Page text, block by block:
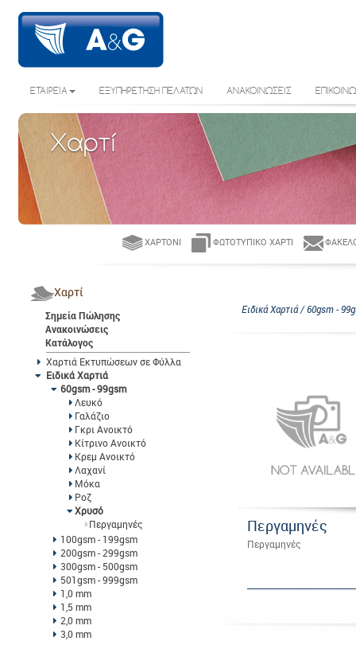
ΕΤΑΙΡΕΙΑ ΕΞΥΠΗΡΕΤΗΣΗ ΠΕΛΑΤΩΝ ΑΝΑΚΟΙΝΩΣΕΙΣ
Χαρτί
ΧΑΡΤΌΝΙ ΦΩΤΟΤΥΠΙΚΌ ΧΑΡΤΊ
Χαρτί
Σημεία Πώλησης
Ανακοινώσεις
Κατάλογος
Χαρτιά Εκτυπώσεων σε Φύλλα
Ειδικά Χαρτιά
60gsm - 99gsm
Λευκό
Γαλάζιο
Γκρι Ανοικτό
Κίτρινο Ανοικτό
Κρεμ Ανοικτό
Λαχανί
Μόκα
Ροζ
Χρυσό
Περγαμηνές
100gsm - 199gsm
200gsm - 299gsm
300gsm - 500gsm
501gsm - 999gsm
1,0 mm
1,5 mm
2,0 mm
3,0 mm
Ειδικά Χαρτιά / 60gsm -
Περγαμηνές
Περγαμηνές